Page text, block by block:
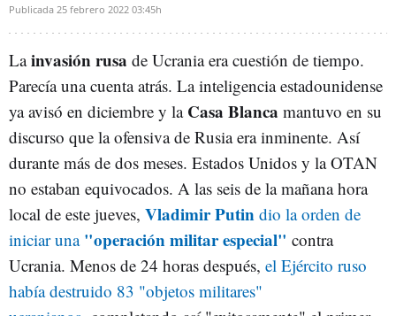
Publicada 25 febrero 2022 03:45h
Lainvasiónrusa de Ucrania era cuestión de tiempo.
Parecía una cuenta atrás. La inteligencia estadounidense
ya avisó en diciembre y la Casa Blanca mantuvo en su
discurso que la ofensiva de Rusia era inminente. Así
durante más de dos meses. Estados Unidos y la OTAN
no estaban equivocados. A las seis de la mañana hora
local de este jueves, VladimirPutin dio la orden de
iniciar una "operación militar especial" contra
Ucrania. Menos de 24 horas después, el Ejército ruso
había destruido 83 "objetos militares"